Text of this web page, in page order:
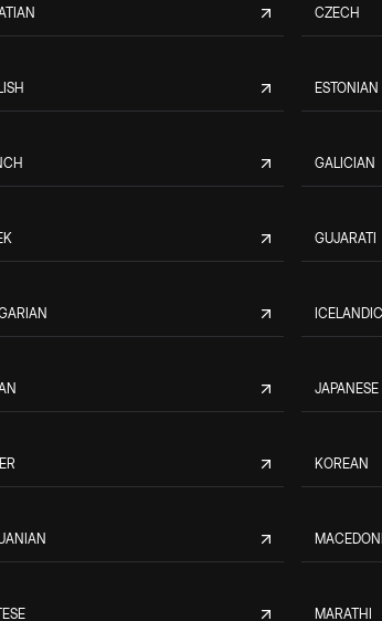
CZECH
ESTONIAN
GALICIAN
GUJARATI
ICELANDIC
JAPANESE
KOREAN
MARATHI